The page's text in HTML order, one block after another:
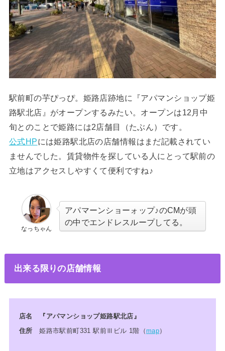
駅前町の芋ぴっぴ。姫路店跡地に『アパマンショップ姫
路駅北店』がオープンするみたい。オープンは12月中
旬とのことで姫路には2店舗目（たぶん）です。
公式HPには姫路駅北店の店舗情報はまだ記載されてい
ませんでした。賃貸物件を探している人にとって駅前の
立地はアクセスしやすくて便利ですね♪
なっちゃん
アパマーンショーォップ♪のCMが頭
の中でエンドレスループしてる。
出来る限りの店舗情報
店名 『アパマンショップ姫路駅北店』
住所 姫路市駅前町331 駅前Ⅲビル 1階（ map）